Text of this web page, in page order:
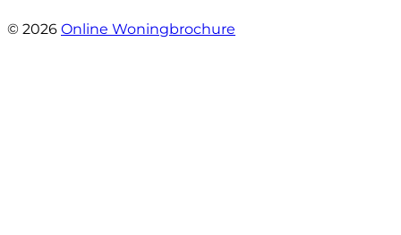
© 2026 Online Woningbrochure